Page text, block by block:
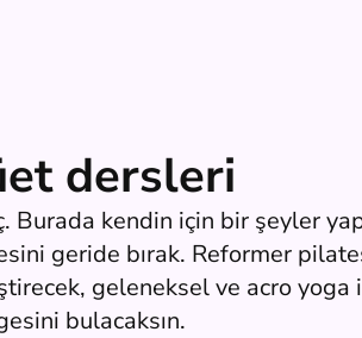
dersleri
Burada kendin için bir şeyler
geride bırak. Reformer
geleneksel ve acro yoga
bulacaksın.